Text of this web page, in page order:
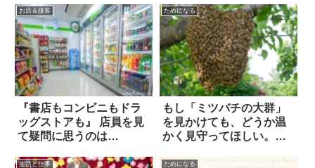
お店＆接客
『書店もコンビニもドラ
ッグストアも』 店員を見
て疑問に思うのは…
ためになる
もし「ミツバチの大群」
を見かけても、どうか温
かく見守ってほしい。な
生活と仕事 ためになる